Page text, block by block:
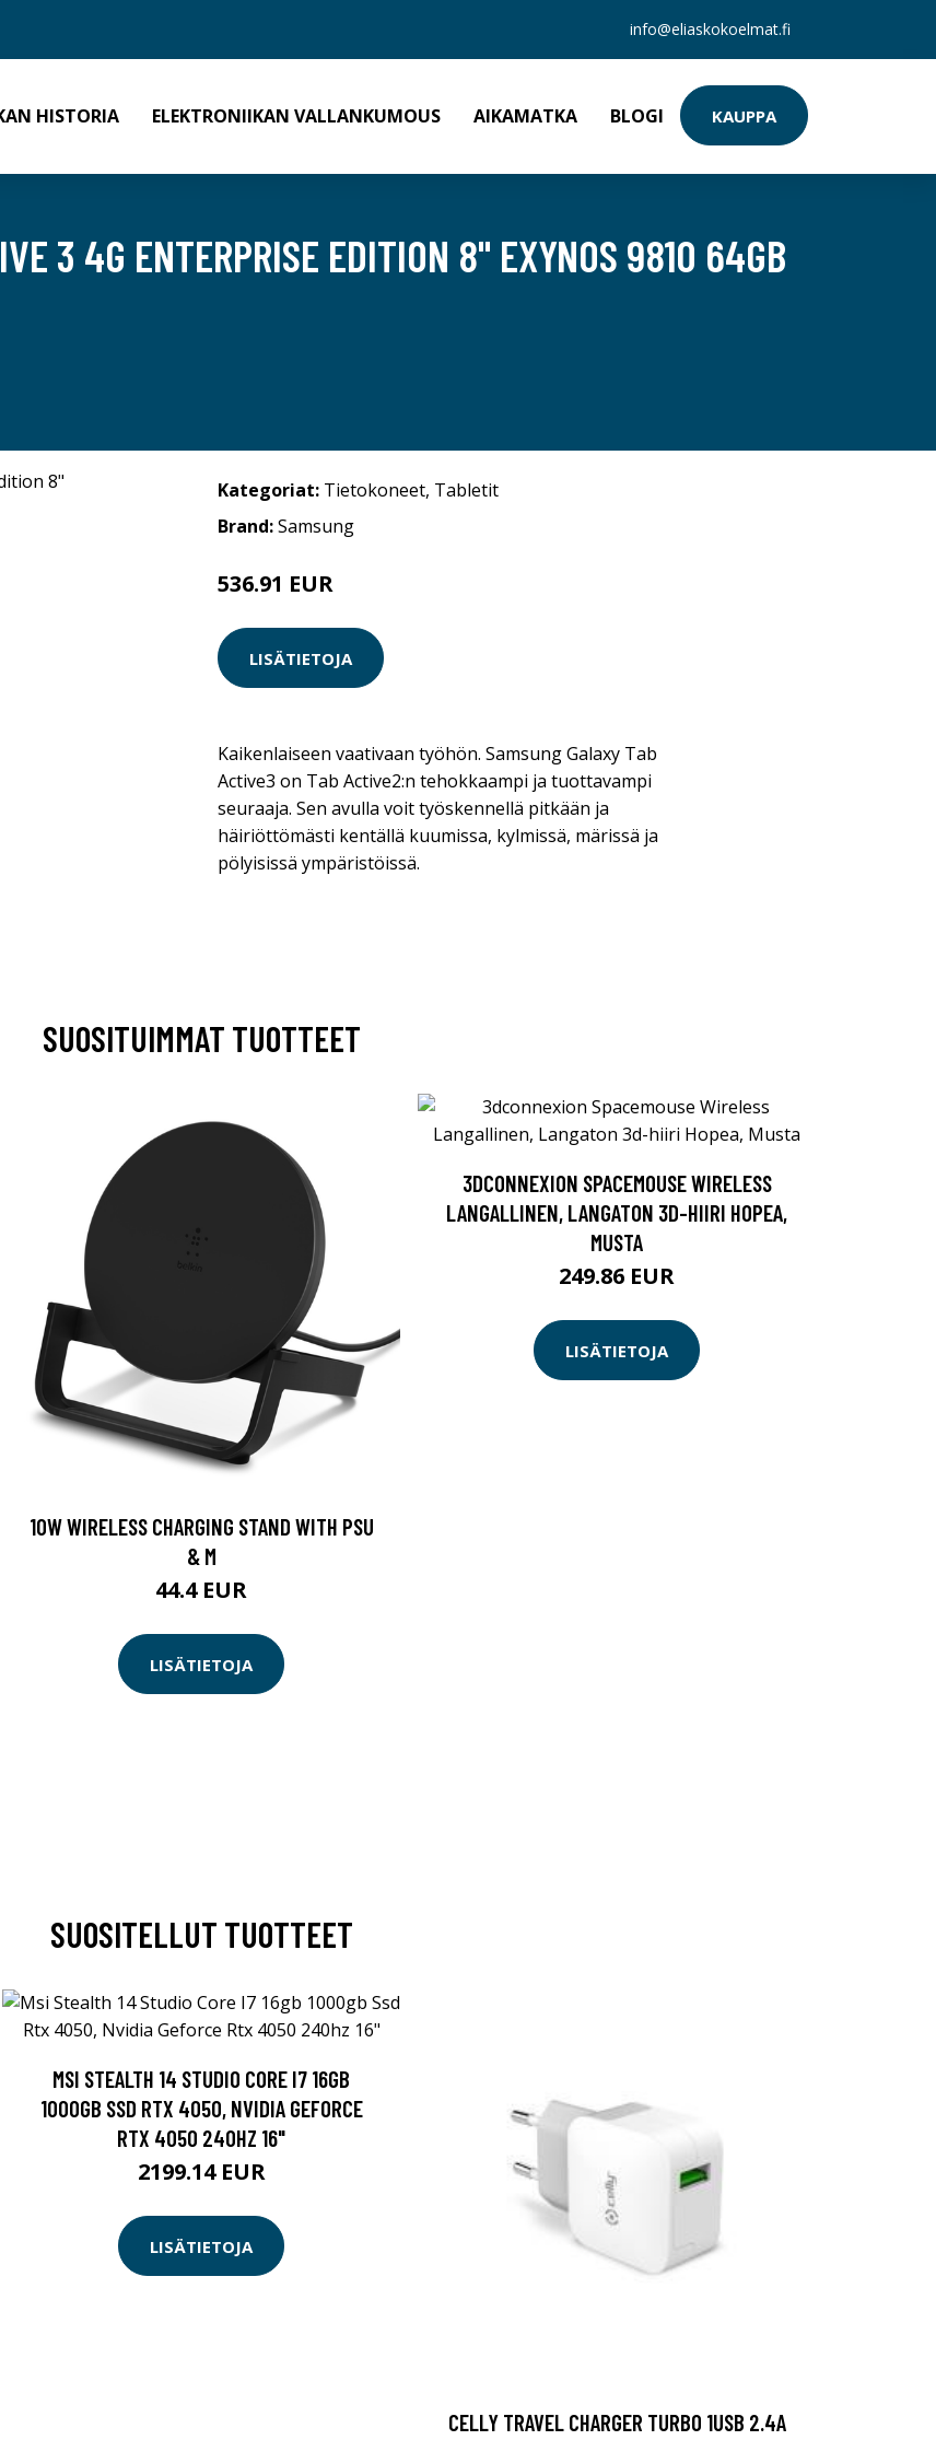
info@eliaskokoelmat.fi
HISTORIA ELEKTRONIIKAN VALLANKUMOUS AIKAMATKA BLOGI KAUPPA
3 4G ENTERPRISE EDITION 8" EXYNOS 9810 64GB
Kategoriat: Tietokoneet, Tabletit
Brand:Samsung
536.91 EUR
LISÄTIETOJA
Kaikenlaiseen vaativaan työhön. Samsung Galaxy Tab
Active3 on Tab Active2:n tehokkaampi ja tuottavampi
seuraaja. Sen avulla voit työskennellä pitkään ja
häiriöttömästi kentällä kuumissa, kylmissä, märissä ja
pölyisissä ympäristöissä.
SUOSITUIMMAT TUOTTEET
10W WIRELESS CHARGING STAND WITH PSU
& M
44.4 EUR
LISÄTIETOJA
3DCONNEXION SPACEMOUSE WIRELESS
LANGALLINEN, LANGATON 3D-HIIRI HOPEA,
MUSTA
249.86 EUR
LISÄTIETOJA
SUOSITELLUT TUOTTEET
MSI STEALTH 14 STUDIO CORE I7 16GB
1000GB SSD RTX 4050, NVIDIA GEFORCE
RTX 4050 240HZ 16"
2199.14 EUR
LISÄTIETOJA
CELLY TRAVEL CHARGER TURBO 1USB 2.4A